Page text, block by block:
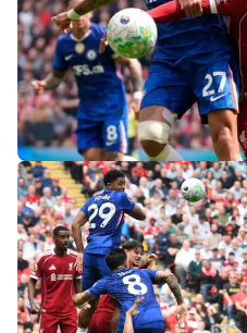
«Слот не тот человек»:
«Ливерпуля» и «Челси»
после ничьей на